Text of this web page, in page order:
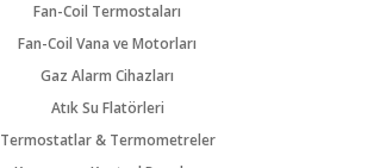
Fan-Coil Termostaları
Fan-Coil Vana ve Motorları
Gaz Alarm Cihazları
Atık Su Flatörleri
Termostatlar & Termometreler